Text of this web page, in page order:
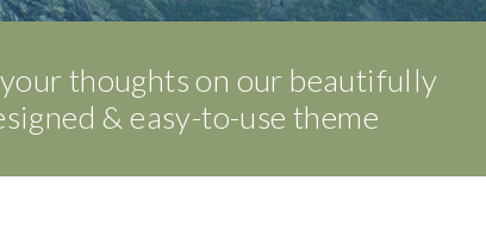
thoughts on our beautifully
& easy-to-use theme